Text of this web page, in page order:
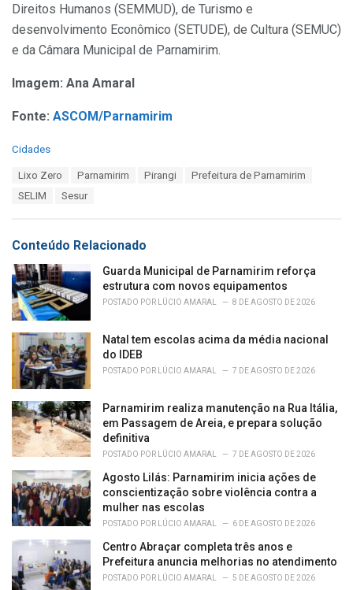
Direitos Humanos (SEMMUD), de Turismo e
desenvolvimento Econômico (SETUDE), de Cultura (SEMUC)
e da Câmara Municipal de Parnamirim.
Imagem: Ana Amaral
Fonte: ASCOM/Parnamirim
C
i
e
s
:
Cidades
Lixo Zero Parnamirim Pirangi
Prefeitura de Parnamirim
SELIM
Sesur
Conteúdo Relacionado
Guarda Municipal de Parnamirim reforça
estrutura com novos equipamentos
POSTADO POR LÚCIO AMARAL 8 DE AGOSTO DE 2026
Natal tem escolas acima da média nacional
do IDEB
POSTADO POR LÚCIO AMARAL 7 DE AGOSTO DE 2026
Parnamirim realiza manutenção na Rua Itália,
em Passagem de Areia, e prepara solução
definitiva
POSTADO POR LÚCIO AMARAL 7 DE AGOSTO DE 2026
Agosto Lilás: Parnamirim inicia ações de
conscientização sobre violência contra a
mulher nas escolas
POSTADO POR LÚCIO AMARAL 6 DE AGOSTO DE 2026
Centro Abraçar completa três anos e
Prefeitura anuncia melhorias no atendimento
POSTADO POR LÚCIO AMARAL 5 DE AGOSTO DE 2026